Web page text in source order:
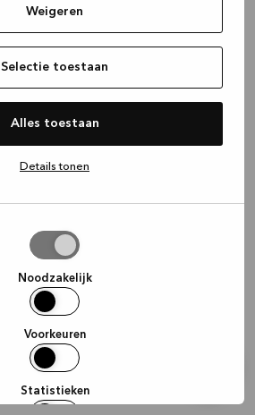
Weigeren
Selectie toestaan
Alles toestaan
Details tonen
Noodzakelijk
Voorkeuren
Statistieken
(see the browser console for more
information).